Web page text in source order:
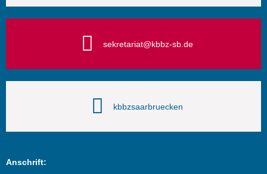
sekretariat@kbbz-sb.de
kbbzsaarbruecken
Anschrift: